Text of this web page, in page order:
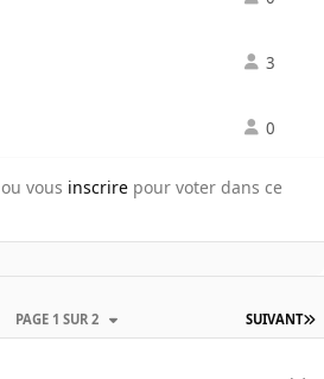
3
0
ou vous inscrire pour voter dans ce
SUIVANT
PAGE 1 SUR 2